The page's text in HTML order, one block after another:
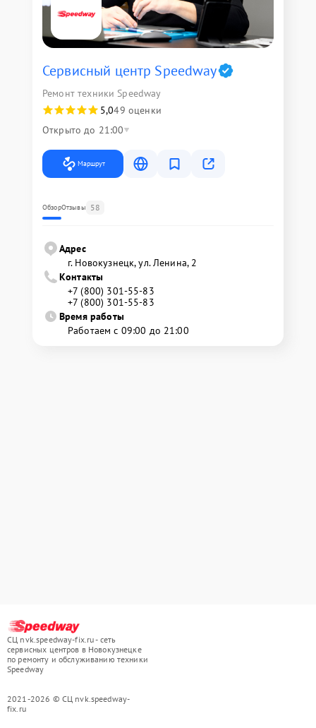
Сервисный центр Speedway
Ремонт техники Speedway
5,049 оценки
Открыто до 21:00
Маршрут
ОбзорОтзывы 58
Адрес
г. Новокузнецк, ул. Ленина, 2
Контакты
+7 (800) 301-55-83
+7 (800) 301-55-83
Время работы
Работаем с 09:00 до 21:00
СЦ nvk.speedway-fix.ru - сеть
сервисных центров в Новокузнецке
по ремонту и обслуживанию техники
Speedway
2021-2026 © СЦ nvk.speedway-
fix.ru